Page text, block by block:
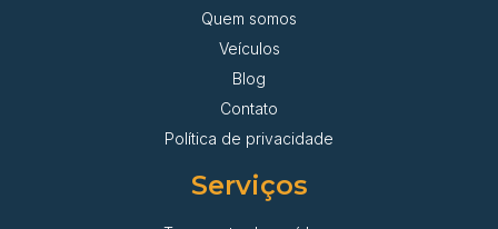
Quem somos
Veículos
Blog
Contato
Política de privacidade
Serviços